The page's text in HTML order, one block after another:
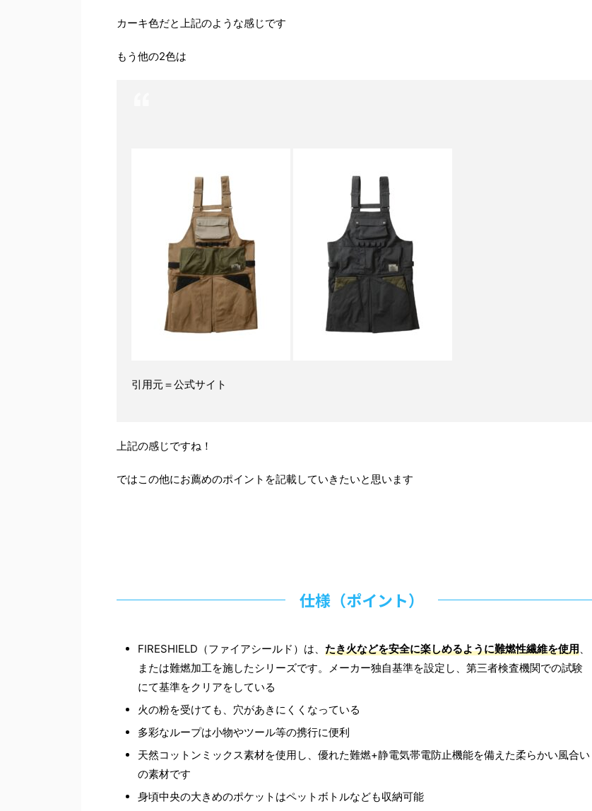
カーキ色だと上記のような感じです
もう他の2色は
引用元＝公式サイト
上記の感じですね！
ではこの他にお薦めのポイントを記載していきたいと思います
仕様（ポイント）
FIRESHIELD（ファイアシールド）は、 たき火などを安全に楽しめるように難燃性繊維を使用、
または難燃加工を施したシリーズです。メーカー独自基準を設定し、第三者検査機関での試験
にて基準をクリアをしている
火の粉を受けても、穴があきにくくなっている
多彩なループは小物やツール等の携行に便利
天然コットンミックス素材を使用し、優れた難燃+静電気帯電防止機能を備えた柔らかい風合い
の素材です
身頃中央の大きめのポケットはペットボトルなども収納可能